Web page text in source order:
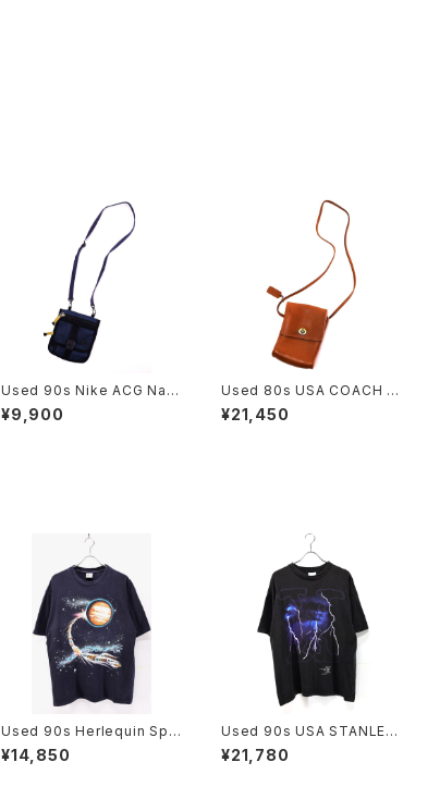
Used 90s Nike ACG Nav
y Rip Stop 2Way Sacoch
e 古着
¥9,900
Used 80s USA COACH C
amel Brown Grab Leathe
r Turn Lock Middle Shold
¥21,450
Used 90s Herlequin Spa
ce Comet Art Graphic T-
Shirt Size XL 古着
¥14,850
Used 90s USA STANLEY
DESANTIS X-FILE SF TV
Graphic T-Shirt Size L 古
¥21,780